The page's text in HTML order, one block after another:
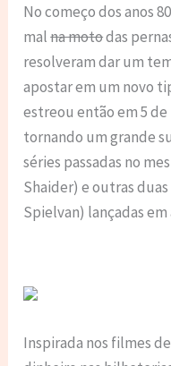
No começo dos anos
malna motodas
resolveram dar um
apostar em um novo
estreou então em 5 de
tornando um grande
séries passadas no
Shaider) e outras
Spielvan) lançadas
Inspirada nos filmes